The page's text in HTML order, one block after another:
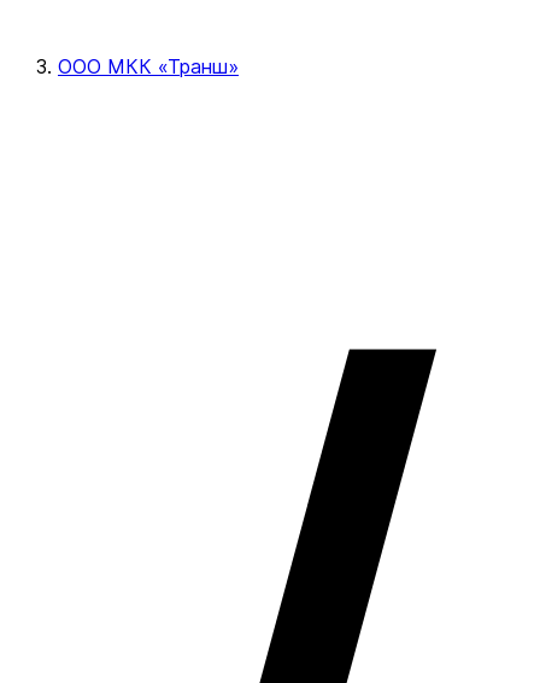
ООО МКК «Транш»